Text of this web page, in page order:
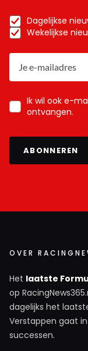
Dagelijkse
Wekelijkse
Ik wil ook e-
ontvangen.
ABONNEREN
OVER
Het laatste
op
dagelijks het
Verstappen gaat
successen.